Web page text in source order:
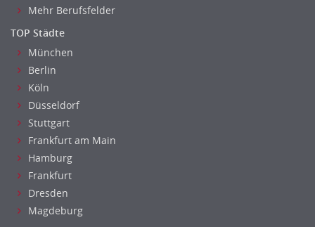
Mehr Berufsfelder
TOP Städte
München
Berlin
Köln
Düsseldorf
Stuttgart
Frankfurt am Main
Hamburg
Frankfurt
Dresden
Magdeburg